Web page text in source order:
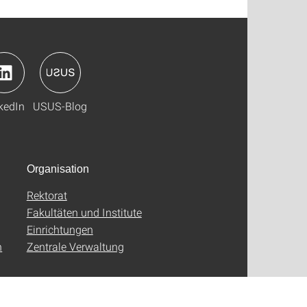
USUS-Blog
Organisation
Rektorat
Fakultäten und Institute
Einrichtungen
Zentrale Verwaltung